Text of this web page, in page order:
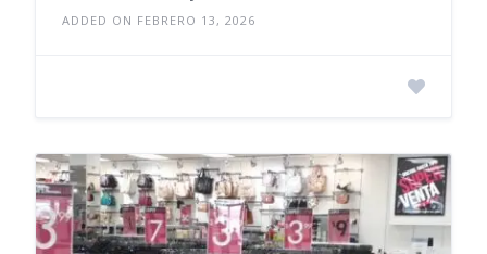
ADDED ON FEBRERO 13, 2026